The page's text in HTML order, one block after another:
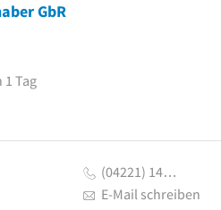
GbR
Tag
(04221) 14…
E-Mail schreiben